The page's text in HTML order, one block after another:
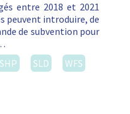
entre 2018 et 2021
peuvent introduire, de
de subvention pour
SHP SLD
WFS